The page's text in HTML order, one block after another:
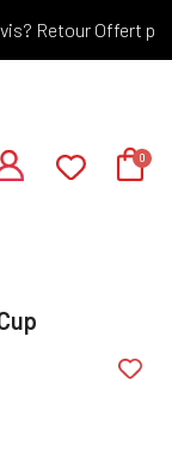
Retour Offert